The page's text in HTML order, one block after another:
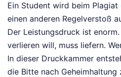
Ein Student wird beim
einen anderen Regelverstoß
Der Leistungsdruck ist
verlieren will, muss liefern.
In dieser Druckkammer
die Bitte nach Geheimhaltung